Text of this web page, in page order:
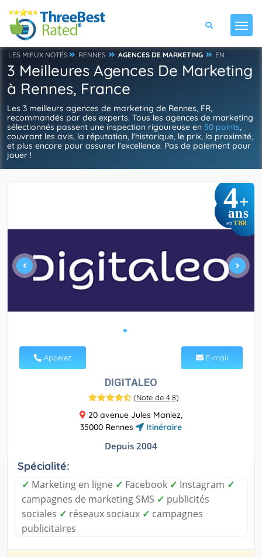
LES MIEUX NOTÉS RENNES AGENCES DE MARKETING EN
3 Meilleures Agences De Marketing
à Rennes, France
Les 3 meilleurs agences de marketing de Rennes, FR,
recommandés par des experts. Tous les agences de marketing
sélectionnés passent une inspection rigoureuse en 50 points,
couvrant les avis, la réputation, l'historique, le prix, la proximité,
et plus encore pour assurer l’excellence. Pas de paiement pour
jouer !
4+
ans
en TBR
Appelez E-mail
DIGITALEO
(Note de 4,8)
20 avenue Jules Maniez,
35000 Rennes
Itinéraire
Depuis 2004
Spécialité:
✓ Marketing en ligne ✓ Facebook ✓ Instagram ✓
campagnes de marketing SMS ✓ publicités
sociales ✓ réseaux sociaux ✓ campagnes
publicitaires